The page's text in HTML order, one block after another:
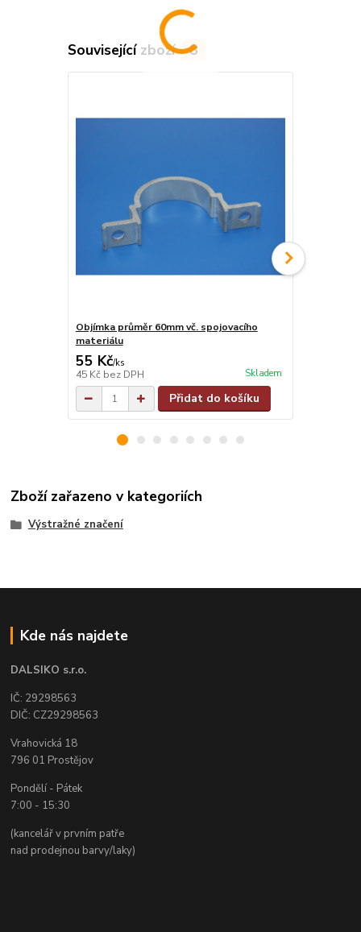
Související zboží 8
Objímka průměr 60mm vč. spojovacího
materiálu
55 Kč/ks
45 Kč bez DPH Skladem
Přidat do košíku
Zboží zařazeno v kategoriích
Výstražné značení
Kde nás najdete
DALSIKO s.r.o.
IČ: 29298563
DIČ: CZ29298563
Vrahovická 18
796 01 Prostějov
Pondělí - Pátek
7:00 - 15:30
(kancelář v prvním patře
nad prodejnou barvy/laky)